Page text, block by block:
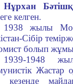
Нұрхан
келген.
1938 жылы
Сібір
болып
1939-1948
Жастар
кезеңде